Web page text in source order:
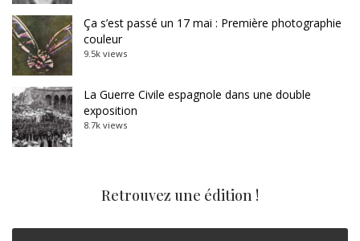
Ça s’est passé un 17 mai : Première photographie
couleur
9.5k views
La Guerre Civile espagnole dans une double
exposition
8.7k views
Retrouvez une édition !